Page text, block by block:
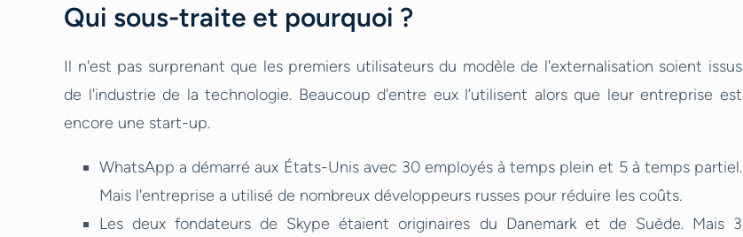
Qui sous-traite et pourquoi ?
Il n'est pas surprenant que les premiers utilisateurs du modèle de l'externalisation soient issus
de l'industrie de la technologie. Beaucoup d'entre eux l’utilisent alors que leur entreprise est
encore une start-up.
WhatsApp a démarré aux États-Unis avec 30 employés à temps plein et 5 à temps partiel.
Mais l'entreprise a utilisé de nombreux développeurs russes pour réduire les coûts.
Les deux fondateurs de Skype étaient originaires du Danemark et de Suède. Mais 3